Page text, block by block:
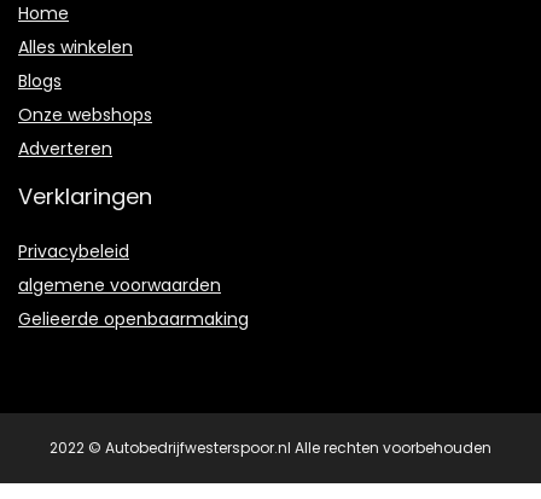
Home
Alles winkelen
Blogs
Onze webshops
Adverteren
Verklaringen
Privacybeleid
algemene voorwaarden
Gelieerde openbaarmaking
2022 © Autobedrijfwesterspoor.nl Alle rechten voorbehouden